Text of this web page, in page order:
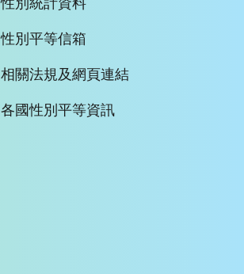
性別統計資料
性別平等信箱
相關法規及網頁連結
各國性別平等資訊